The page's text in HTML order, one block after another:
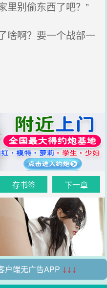
里别偷东西了吧？”
啥啊？要一个战部一
存书签 下一章
户端无广告APP ↓↓↓